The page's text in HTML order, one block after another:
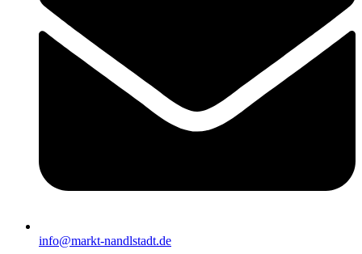
info@markt-nandlstadt.de